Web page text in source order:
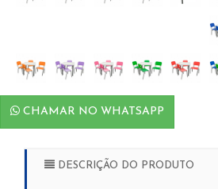
CHAMAR NO WHATSAPP
DESCRIÇÃO DO PRODUTO